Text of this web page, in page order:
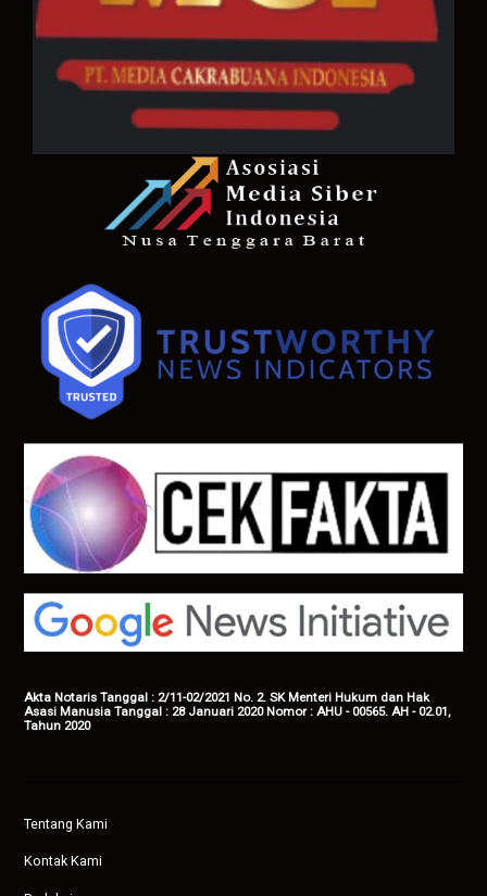
Akta Notaris Tanggal : 2/11-02/2021 No. 2. SK Menteri Hukum dan Hak
Asasi Manusia Tanggal : 28 Januari 2020 Nomor : AHU - 00565. AH - 02.01,
Tahun 2020
Tentang Kami
Kontak Kami